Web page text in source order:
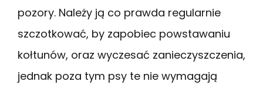
pozory. Należy ją co prawda regularnie
szczotkować, by zapobiec powstawaniu
kołtunów, oraz wyczesać zanieczyszczenia,
jednak poza tym psy te nie wymagają